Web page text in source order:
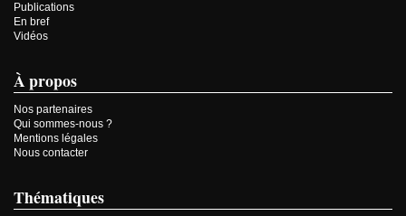
Publications
En bref
Vidéos
À propos
Nos partenaires
Qui sommes-nous ?
Mentions légales
Nous contacter
Thématiques